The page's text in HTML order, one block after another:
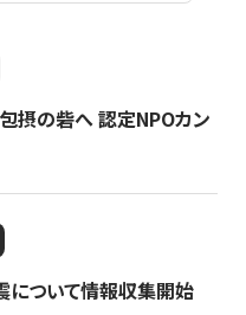
摂の砦へ 認定NPOカン
について情報収集開始